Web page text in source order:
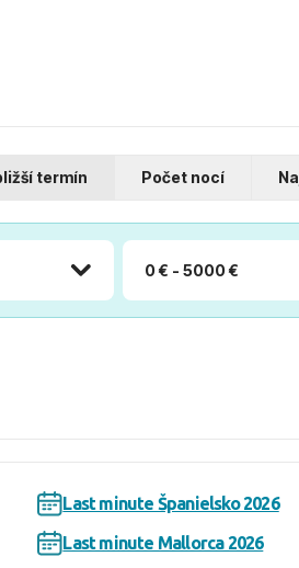
termín Počet nocí
0 € - 5000 €
Last minute Španielsko 2026
Last minute Mallorca 2026